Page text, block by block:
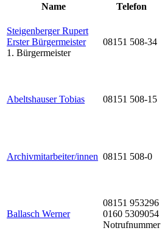
Name
Telefon
Steigenberger Rupert
Erster Bürgermeister
1. Bürgermeister
08151 508-34
Abeltshauser Tobias 08151 508-15
Archivmitarbeiter/innen 08151 508-0
Ballasch Werner
08151 953296
0160 5309054
Notrufnummer